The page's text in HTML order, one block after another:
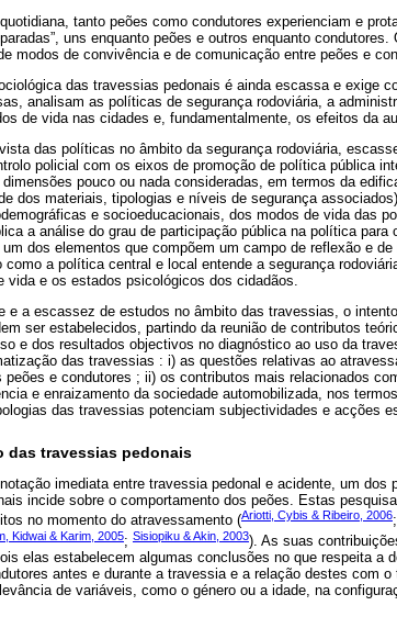
tanto peões como condutores experienciam e
uns enquanto peões e outros enquanto
modos de convivência e de comunicação entre peões e
das travessias pedonais é ainda escassa e exige
analisam as políticas de segurança rodoviária, a
de vida nas cidades e, fundamentalmente, os efeitos da
das políticas no âmbito da segurança rodoviária,
policial com os eixos de promoção de política pública
pouco ou nada consideradas, em termos da
dos materiais, tipologias e níveis de segurança
e socioeducacionais, dos modos de vida das
a análise do grau de participação pública na política
dos elementos que compõem um campo de reflexão e
como a política central e local entende a segurança
vida e os estados psicológicos dos cidadãos.
e a escassez de estudos no âmbito das travessias, o
ser estabelecidos, partindo da reunião de contributos
e dos resultados objectivos no diagnóstico ao uso da
das travessias : i) as questões relativas ao
peões e condutores ; ii) os contributos mais relacionados
e enraizamento da sociedade automobilizada, nos
das travessias potenciam subjectividades e acções
das travessias pedonais
imediata entre travessia pedonal e acidente, um
incide sobre o comportamento dos peões. Estas
no momento do atravessamento (Ariotti, Cybis & Ribeiro, 2006;
Kidwai & Karim, 2005; Sisiopiku & Akin, 2003). As suas
elas estabelecem algumas conclusões no que respeita a
antes e durante a travessia e a relação destes com
de variáveis, como o género ou a idade, na